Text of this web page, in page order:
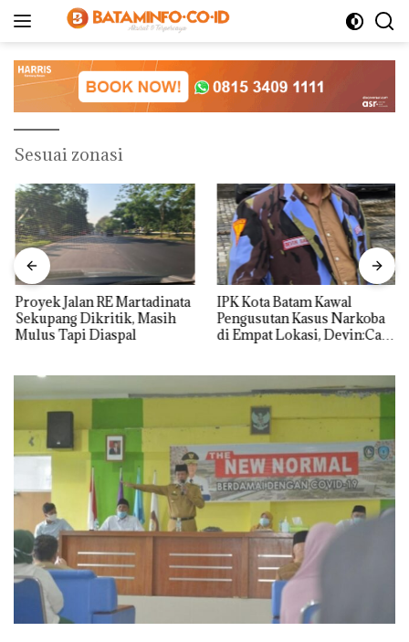
Sesuai zonasi
Proyek Jalan RE Martadinata
Sekupang Dikritik, Masih
Mulus Tapi Diaspal
IPK Kota Batam Kawal
Pengusutan Kasus Narkoba
di Empat Lokasi, Devin:Cari